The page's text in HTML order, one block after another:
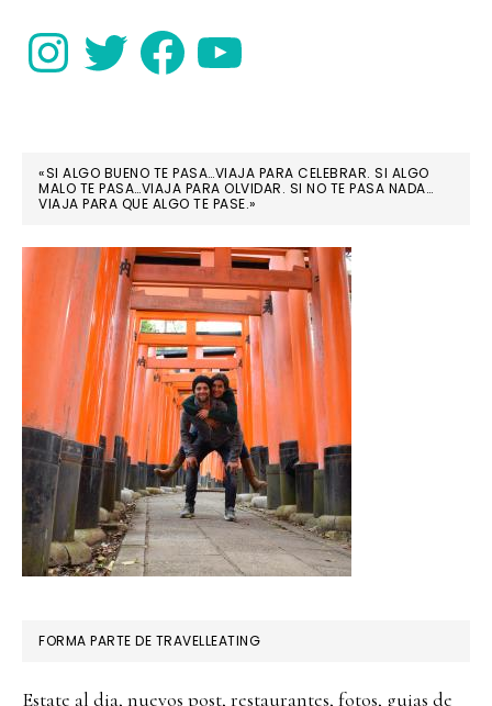
InstagramTwitter FacebookYouTube
«SI ALGO BUENO TE PASA…VIAJA PARA CELEBRAR. SI ALGO
MALO TE PASA…VIAJA PARA OLVIDAR. SI NO TE PASA NADA…
VIAJA PARA QUE ALGO TE PASE.»
FORMA PARTE DE TRAVELLEATING
Estate al dia, nuevos post, restaurantes, fotos, guias de